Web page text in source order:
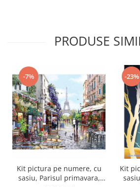
PRODUSE
-7%
Kit pictura pe numere, cu
sasiu, Parisul primavara,
-23%
Kit